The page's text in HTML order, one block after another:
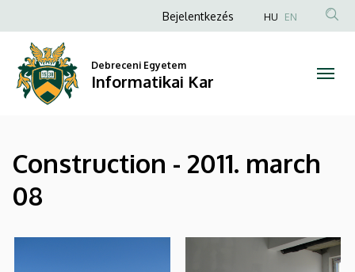
Informatikai
Kar
a
tartalomra
Anonim
fiók
menüje
Bejelentkezés HU EN
Debreceni Egyetem
Informatikai Kar
Construction - 2011. march
08